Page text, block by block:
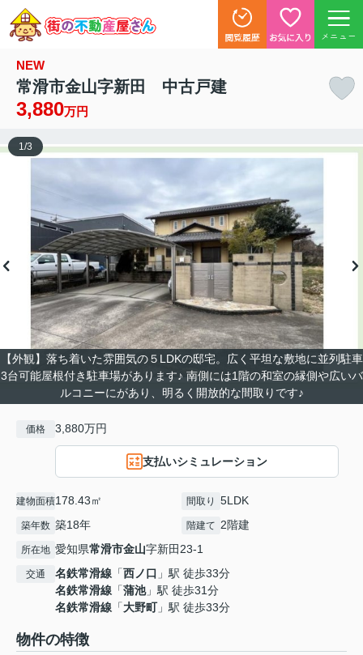
メニュー
NEW
常滑市金山字新田 中古戸建
3,880万円
【外観】落ち着いた雰囲気の５LDKの邸宅。広く平坦な敷地に並列駐車
3台可能屋根付き駐車場があります♪ 南側には1階の和室の縁側や広いバ
ルコニーにがあり、明るく開放的な間取りです♪
1 /3
価格 3,880万円
支払いシミュレーション
建物面積178.43㎡ 間取り 5LDK
築年数 築18年 階建て 2階建
所在地 愛知県常滑市金山字新田23-1
交通 名鉄常滑線 「西ノ口 」駅 徒歩33分
名鉄常滑線 「蒲池」駅 徒歩31分
名鉄常滑線 「大野町」駅 徒歩33分
物件の特徴